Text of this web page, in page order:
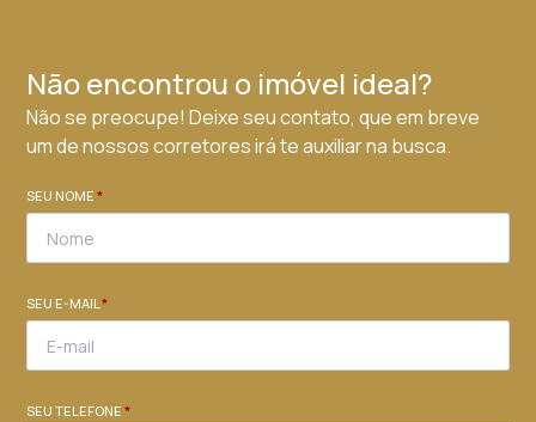
Não encontrou o imóvel ideal?
Não se preocupe! Deixe seu contato, que em breve
um de nossos corretores irá te auxiliar na busca.
SEU NOME*
SEU E-MAIL*
SEU TELEFONE*